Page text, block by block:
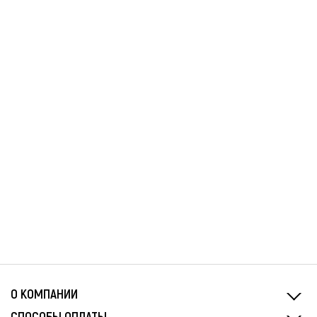
О КОМПАНИИ